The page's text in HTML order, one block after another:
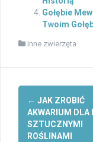
Gołębie
Twoim
Inne zwierzęta
Post
navigation
← JAK ZROBIĆ
AKWARIUM DLA
SZTUCZNYMI
ROŚLINAMI